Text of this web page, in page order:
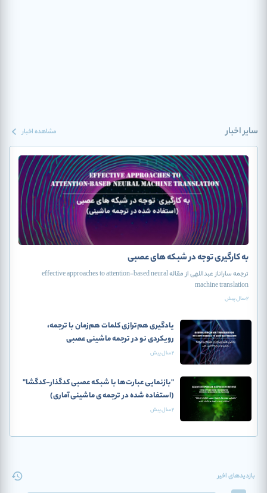
سایر اخبار مشاهده اخبار
به کارگیری توجه در شبکه های عصبی
ترجمه ساراناز عبداللهی از مقاله effective approaches to attention-based neural
machine translation
2 سال پیش
یادگیری هم‌ترازی کلمات هم‌زمان با ترجمه،
رویکردی نو در ترجمه ماشینی عصبی
2 سال پیش
"بازنمایی‌ عبارت‌ها با شبکه عصبی کدگذار-کدگشا"
(استفاده شده در ترجمه ی ماشینی آماری)
2 سال پیش
بازدیدهای اخیر